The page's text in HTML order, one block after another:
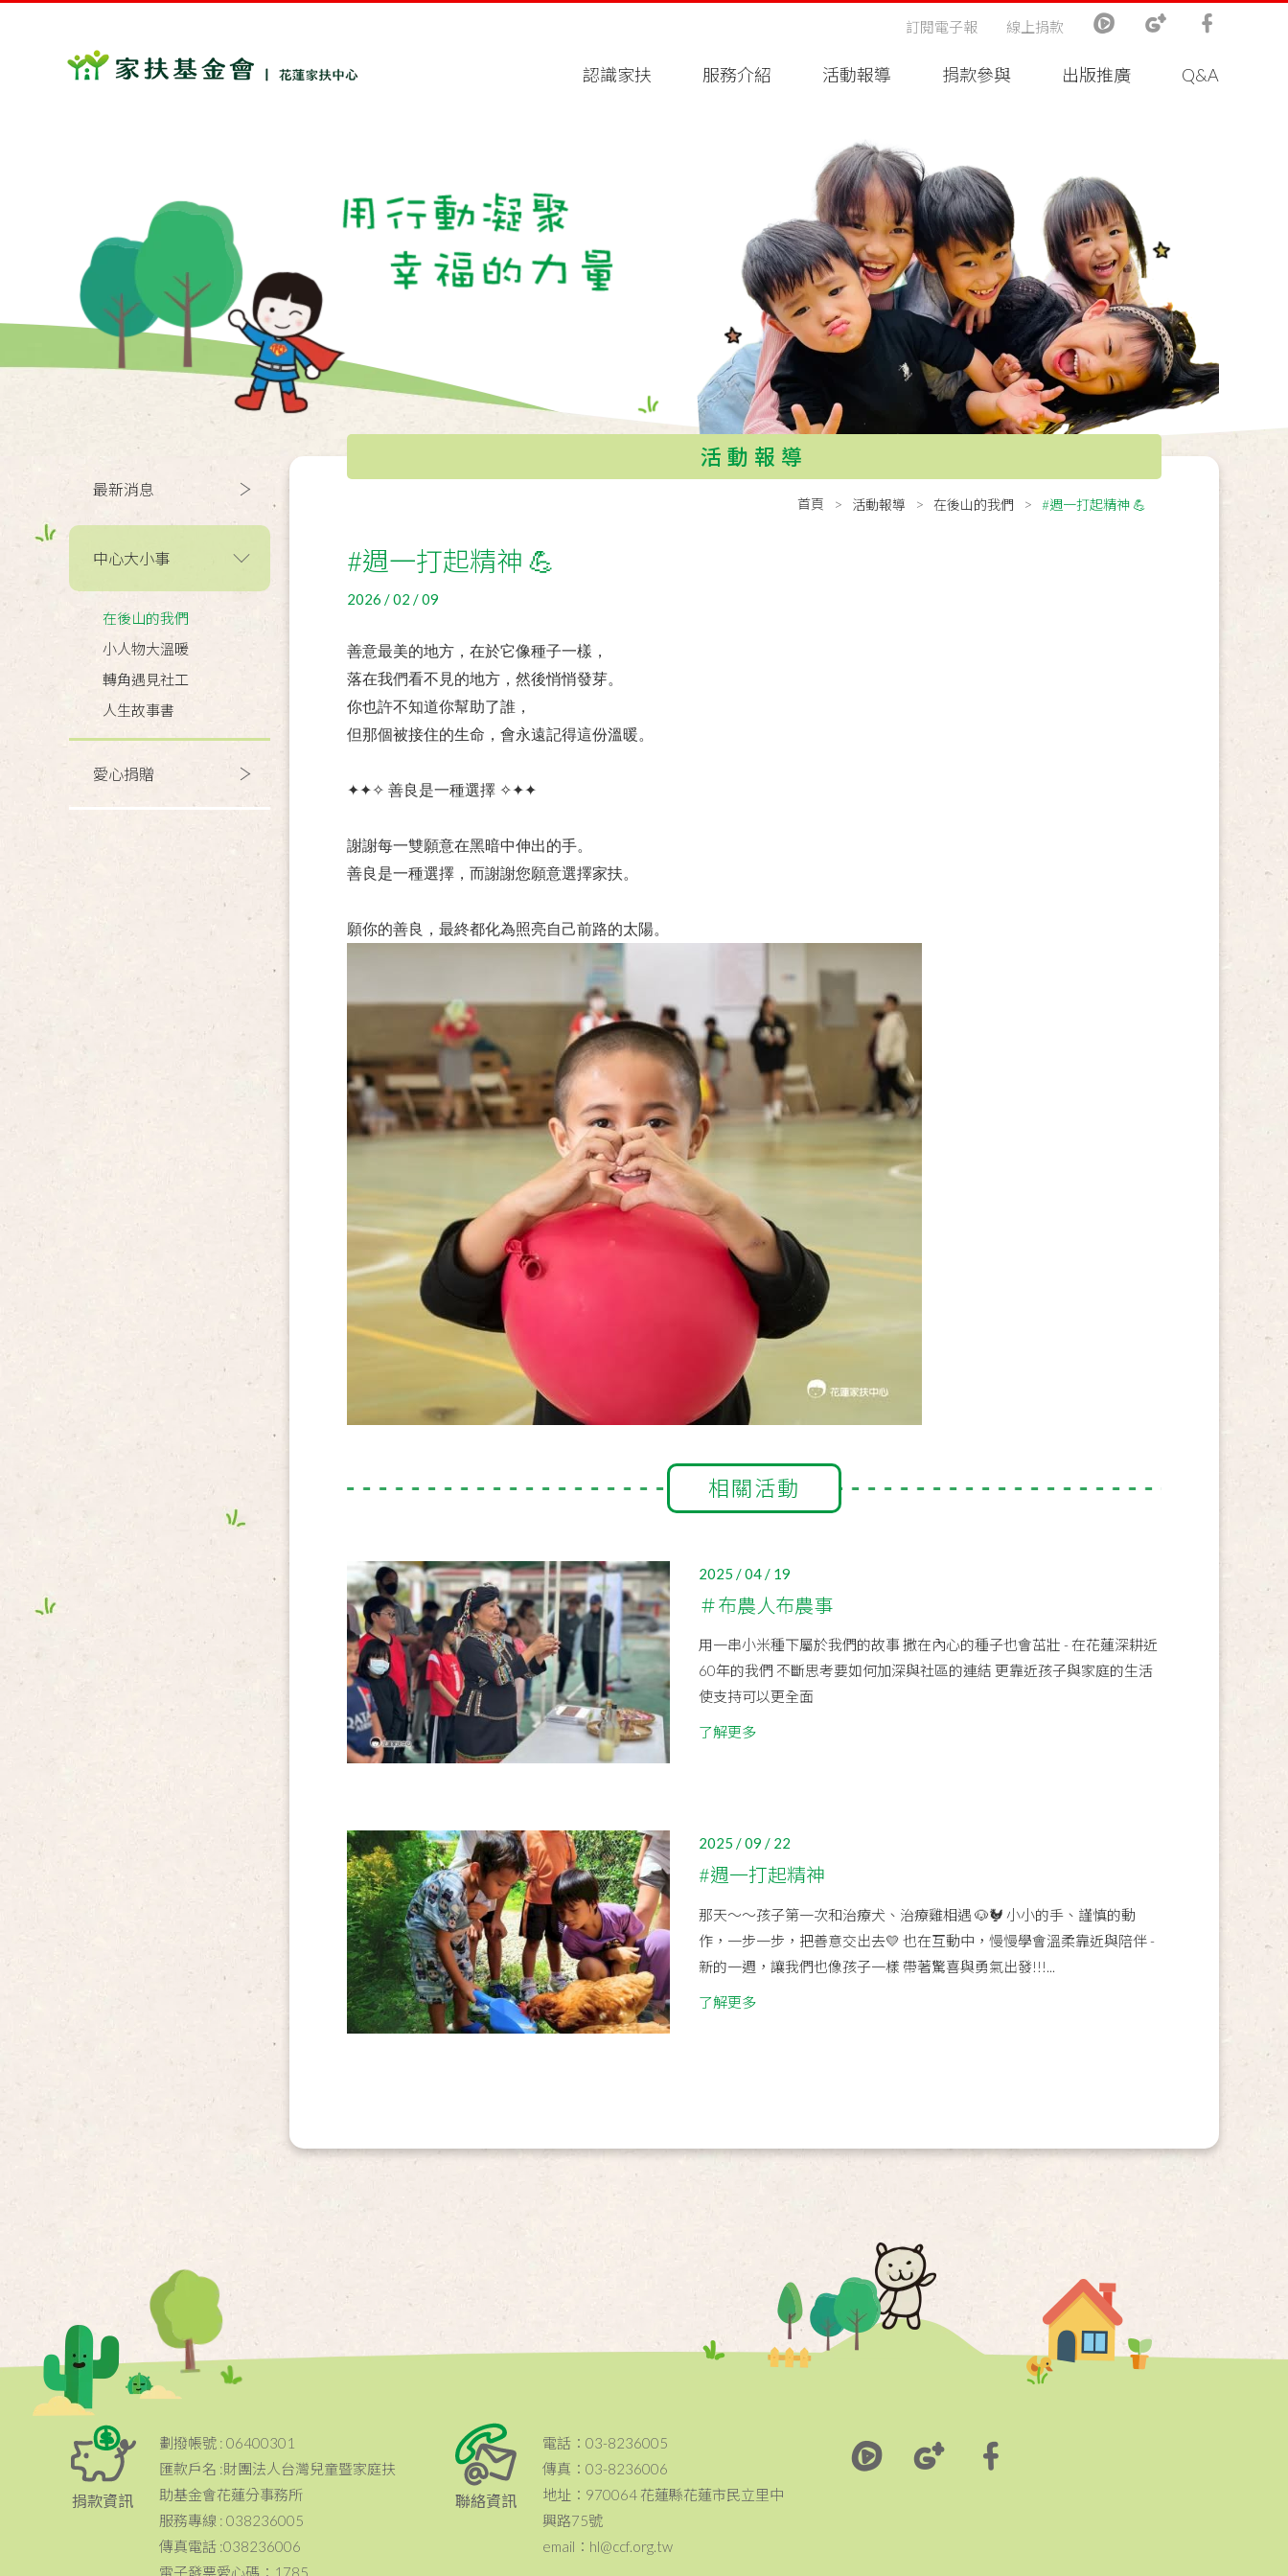
認識家扶 服務介紹 活動報導 捐款參與 出版推廣 Q&A
訂閱電子報 線上捐款
最新消息
中心大小事
在後山的我們
小人物大溫暖
轉角遇見社工
人生故事書
愛心捐贈
活動報導
首頁 活動報導 在後山的我們 #週一打起精神 💪
#週一打起精神 💪
2026 / 02 / 09
善意最美的地方，在於它像種子一樣，
落在我們看不見的地方，然後悄悄發芽。
你也許不知道你幫助了誰，
但那個被接住的生命，會永遠記得這份溫暖。
✦✦✧ 善良是一種選擇 ✧✦✦
謝謝每一雙願意在黑暗中伸出的手。
善良是一種選擇，而謝謝您願意選擇家扶。
願你的善良，最終都化為照亮自己前路的太陽。
相關活動
2025 / 04 / 19
＃布農人布農事
用一串小米種下屬於我們的故事 撒在內心的種子也會茁壯 - 在花蓮深耕近
60年的我們 不斷思考要如何加深與社區的連結 更靠近孩子與家庭的生活
使支持可以更全面
了解更多
2025 / 09 / 22
#週一打起精神
那天～～孩子第一次和治療犬、治療雞相遇 🐶🐓 小小的手、謹慎的動
作，一步一步，把善意交出去💛 也在互動中，慢慢學會溫柔靠近與陪伴 -
新的一週，讓我們也像孩子一樣 帶著驚喜與勇氣出發!!!...
了解更多
捐款資訊
劃撥帳號 : 06400301
匯款戶名 :財團法人台灣兒童暨家庭扶
助基金會花蓮分事務所
服務專線 : 038236005
傳真電話 :038236006
電子發票愛心碼：1785
聯絡資訊
電話：03-8236005
傳真：03-8236006
地址：970064 花蓮縣花蓮市民立里中
興路75號
email：hl@ccf.org.tw